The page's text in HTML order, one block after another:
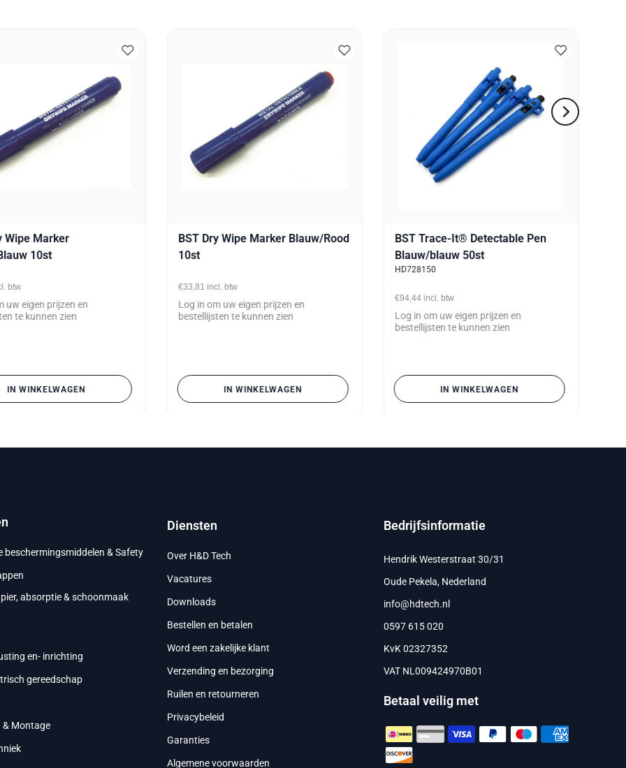
Wipe Marker
10st
btw
uw eigen prijzen en
te kunnen zien
IN WINKELWAGEN
BST Dry Wipe Marker Blauw/Rood
10st
€33,81 incl. btw
Log in om uw eigen prijzen en
bestellijsten te kunnen zien
IN WINKELWAGEN
BST Trace-It® Detectable Pen
Blauw/blauw 50st
HD728150
€94,44 incl. btw
Log in om uw eigen prijzen en
bestellijsten te kunnen zien
IN WINKELWAGEN
beschermingsmiddelen & Safety
absorptie & schoonmaak
en- inrichting
gereedschap
& Montage
Diensten
Over H&D Tech
Vacatures
Downloads
Bestellen en betalen
Word een zakelijke klant
Verzending en bezorging
Ruilen en retourneren
Privacybeleid
Garanties
Algemene voorwaarden
Bedrijfsinformatie
Hendrik Westerstraat 30/31
Oude Pekela, Nederland
info@hdtech.nl
0597 615 020
KvK 02327352
VAT NL009424970B01
Betaal veilig met